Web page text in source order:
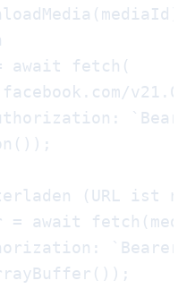
await fetch(
(URL ist
= await
`Bearer